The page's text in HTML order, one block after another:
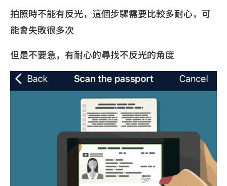
拍照時不能有反光，這個步驟需要比較多耐心，可
能會失敗很多次
但是不要急，有耐心的尋找不反光的角度